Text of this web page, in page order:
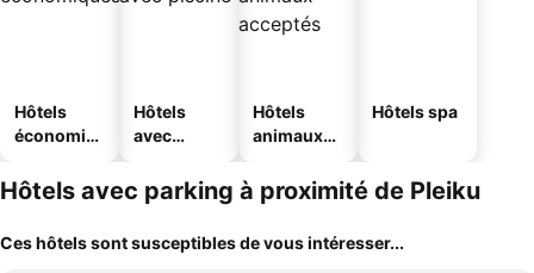
Hôtels
économiq
Hôtels
avec
Hôtels
animaux
Hôtels spa
Hôtels avec parking à proximité de Pleiku
Ces hôtels sont susceptibles de vous intéresser...